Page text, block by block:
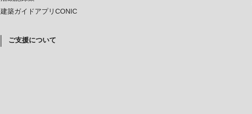
建築ガイドアプリCONIC
ご支援について